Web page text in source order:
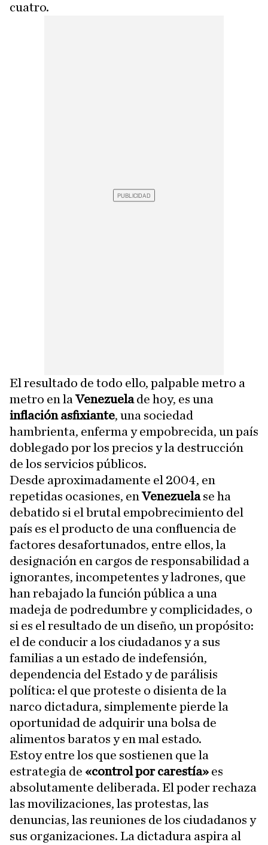
cuatro.
El resultado de todo ello, palpable metro a
metro en laVenezuelade hoy, es una
inflación asfixiante, una sociedad
hambrienta, enferma y empobrecida, un país
doblegado por los precios y la destrucción
de los servicios públicos.
Desde aproximadamente el 2004, en
repetidas ocasiones, enVenezuelase ha
debatido si el brutal empobrecimiento del
país es el producto de una confluencia de
factores desafortunados, entre ellos, la
designación en cargos de responsabilidad a
ignorantes, incompetentes y ladrones, que
han rebajado la función pública a una
madeja de podredumbre y complicidades, o
si es el resultado de un diseño, un propósito:
el de conducir a los ciudadanos y a sus
familias a un estado de indefensión,
dependencia del Estado y de parálisis
política: el que proteste o disienta de la
narco dictadura, simplemente pierde la
oportunidad de adquirir una bolsa de
alimentos baratos y en mal estado.
Estoy entre los que sostienen que la
estrategia de «control por carestía» es
absolutamente deliberada. El poder rechaza
las movilizaciones, las protestas, las
denuncias, las reuniones de los ciudadanos y
sus organizaciones. La dictadura aspira al